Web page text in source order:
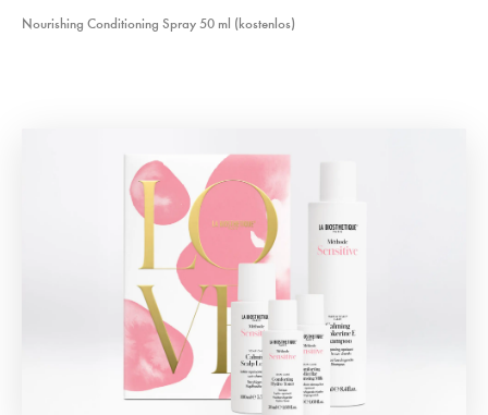
Nourishing Conditioning Spray 50 ml (kostenlos)